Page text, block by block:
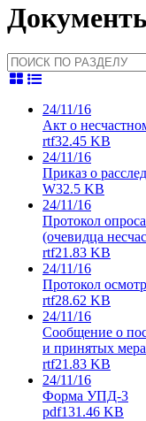
24/11/16
Акт о
rtf32.45 KB
24/11/16
Приказ о
W32.5 KB
24/11/16
Протокол
(очевидца
rtf21.83 KB
24/11/16
Протокол
rtf28.62 KB
24/11/16
Сообщение о
и принятых
rtf21.83 KB
24/11/16
Форма УПД-3
pdf131.46 KB